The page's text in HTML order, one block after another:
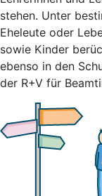
stehen. Unter
Eheleute oder
sowie Kinder
ebenso in den
der R+V für